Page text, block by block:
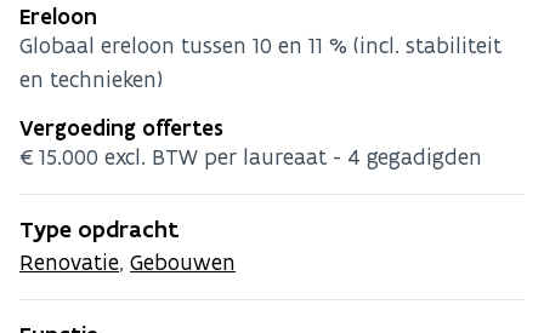
Ereloon
Globaal ereloon tussen 10 en 11 % (incl. stabiliteit
en technieken)
Vergoeding offertes
€15.000 excl. BTW per laureaat - 4 gegadigden
Type opdracht
Renovatie, Gebouwen